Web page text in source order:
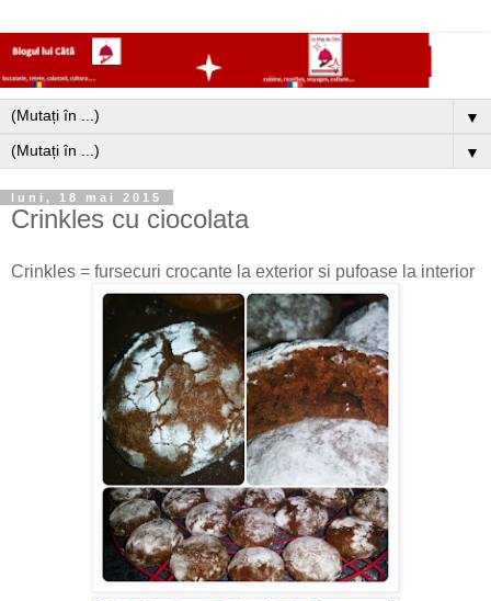
▼
▼
luni, 18 mai 2015
Crinkles cu ciocolata
Crinkles = fursecuri crocante la exterior si pufoase la interior